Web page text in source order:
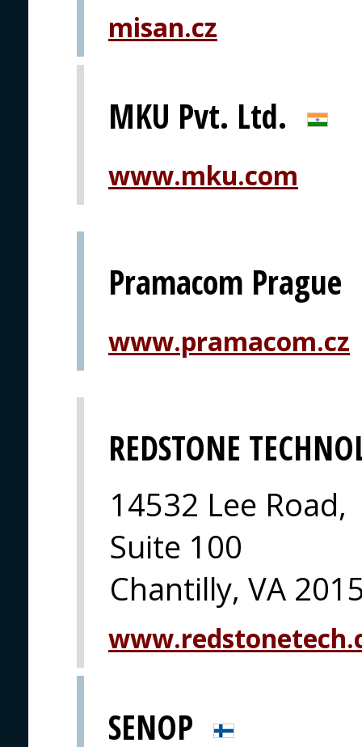
misan.cz
MKU Pvt. Ltd.
www.mku.com
Pramacom Prague
www.pramacom.cz
REDSTONE
14532 Lee Road,
Suite 100
Chantilly, VA
SENOP